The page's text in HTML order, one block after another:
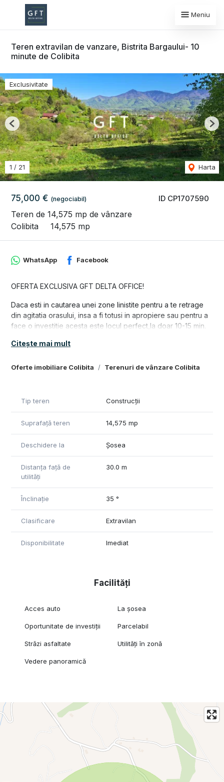
Meniu
Teren extravilan de vanzare, Bistrita Bargaului- 10
minute de Colibita
ID CP1707590
75,000 € (negociabil)
Teren de 14,575 mp de vânzare
Colibita
14,575 mp
Exclusivitate
1 / 21 Harta
Previous
Oferte imobiliare Colibita Terenuri de vânzare Colibita
WhatsApp Facebook
OFERTA EXCLUSIVA GFT DELTA OFFICE!
Daca esti in cautarea unei zone linistite pentru a te retrage
din agitatia orasului, insa a fi totusi in apropiere sau pentru a
face o investitie acesta este locul perfect,la doar 10-15 min.
aproximativ 30 minute de orasul Bistrita
Posibilitate de cumparare si a terenurilor din imprejurari,
- drum asfaltat
- utilitati la 30 m (curent, apa, canalizare)
- priveliste superba
- zona de case
-intabulat, liber de sarcini
Pret: 75000 euro, negociabil
Pentru mai multe detalii nu ezitati sa ne contactati telefonic la
: 0749839689!
Citește mai mult
Tip teren Construcții
Suprafață teren 14,575 mp
Deschidere la Șosea
Distanța față de
utilități
30.0 m
Înclinație 35 °
Clasificare Extravilan
Disponibilitate Imediat
Facilități
Acces auto La șosea
Oportunitate de investiții Parcelabil
Străzi asfaltate Utilități în zonă
Vedere panoramică